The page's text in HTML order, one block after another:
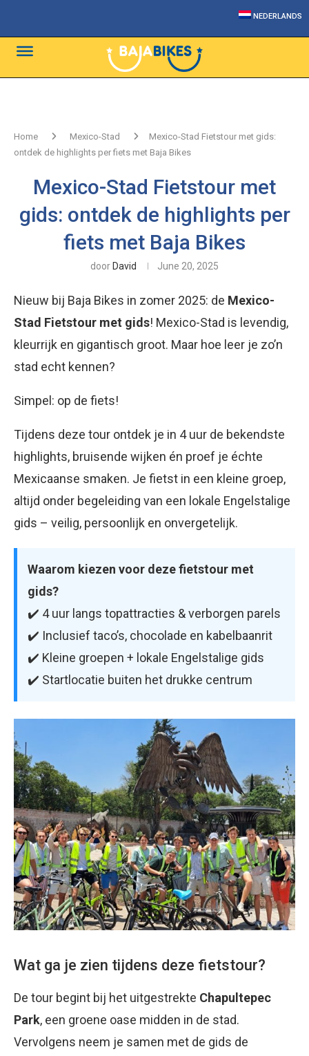
NEDERLANDS
Home Mexico-Stad
Mexico-Stad Fietstour met gids:
ontdek de highlights per fiets met Baja Bikes
Mexico-Stad Fietstour met
gids: ontdek de highlights per
fiets met Baja Bikes
door David June 20, 2025
Nieuw bij Baja Bikes in zomer 2025: de Mexico-
Stad Fietstour met gids! Mexico-Stad is levendig,
kleurrijk en gigantisch groot. Maar hoe leer je zo’n
stad echt kennen?
Simpel: op de fiets!
Tijdens deze tour ontdek je in 4 uur de bekendste
highlights, bruisende wijken én proef je échte
Mexicaanse smaken. Je fietst in een kleine groep,
altijd onder begeleiding van een lokale Engelstalige
gids – veilig, persoonlijk en onvergetelijk.
Waarom kiezen voor deze fietstour met
gids?
✔️ 4 uur langs topattracties & verborgen parels
✔️ Inclusief taco’s, chocolade en kabelbaanrit
✔️ Kleine groepen + lokale Engelstalige gids
✔️ Startlocatie buiten het drukke centrum
Wat ga je zien tijdens deze fietstour?
De tour begint bij het uitgestrekte Chapultepec
Park, een groene oase midden in de stad.
Vervolgens neem je samen met de gids de